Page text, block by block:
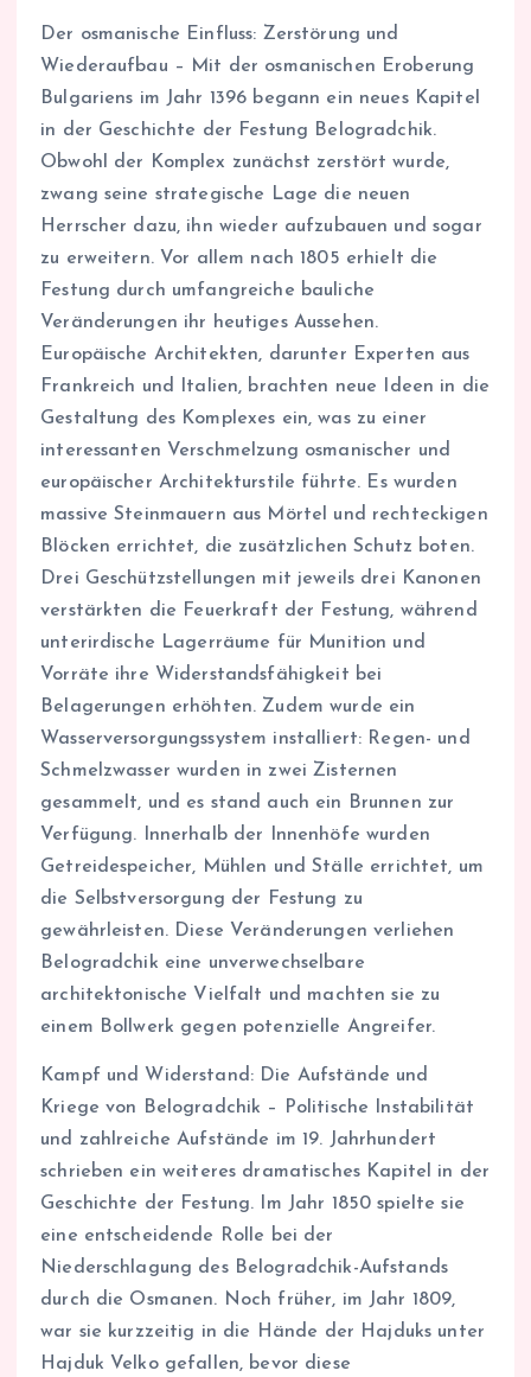
Der osmanische Einfluss: Zerstörung und
Wiederaufbau – Mit der osmanischen Eroberung
Bulgariens im Jahr 1396 begann ein neues Kapitel
in der Geschichte der Festung Belogradchik.
Obwohl der Komplex zunächst zerstört wurde,
zwang seine strategische Lage die neuen
Herrscher dazu, ihn wieder aufzubauen und sogar
zu erweitern. Vor allem nach 1805 erhielt die
Festung durch umfangreiche bauliche
Veränderungen ihr heutiges Aussehen.
Europäische Architekten, darunter Experten aus
Frankreich und Italien, brachten neue Ideen in die
Gestaltung des Komplexes ein, was zu einer
interessanten Verschmelzung osmanischer und
europäischer Architekturstile führte. Es wurden
massive Steinmauern aus Mörtel und rechteckigen
Blöcken errichtet, die zusätzlichen Schutz boten.
Drei Geschützstellungen mit jeweils drei Kanonen
verstärkten die Feuerkraft der Festung, während
unterirdische Lagerräume für Munition und
Vorräte ihre Widerstandsfähigkeit bei
Belagerungen erhöhten. Zudem wurde ein
Wasserversorgungssystem installiert: Regen- und
Schmelzwasser wurden in zwei Zisternen
gesammelt, und es stand auch ein Brunnen zur
Verfügung. Innerhalb der Innenhöfe wurden
Getreidespeicher, Mühlen und Ställe errichtet, um
die Selbstversorgung der Festung zu
gewährleisten. Diese Veränderungen verliehen
Belogradchik eine unverwechselbare
architektonische Vielfalt und machten sie zu
einem Bollwerk gegen potenzielle Angreifer.
Kampf und Widerstand: Die Aufstände und
Kriege von Belogradchik – Politische Instabilität
und zahlreiche Aufstände im 19. Jahrhundert
schrieben ein weiteres dramatisches Kapitel in der
Geschichte der Festung. Im Jahr 1850 spielte sie
eine entscheidende Rolle bei der
Niederschlagung des Belogradchik-Aufstands
durch die Osmanen. Noch früher, im Jahr 1809,
war sie kurzzeitig in die Hände der Hajduks unter
Hajduk Velko gefallen, bevor diese